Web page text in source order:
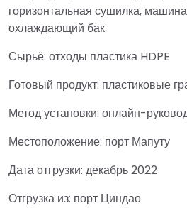
горизонтальная сушилка,
охлаждающий бак
Сырьё: отходы пластика HDPE
Готовый продукт: пластиковые
Метод установки: онлайн-
Местоположение: порт Мапуту
Дата отгрузки: декабрь 2022
Отгрузка из: порт Циндао